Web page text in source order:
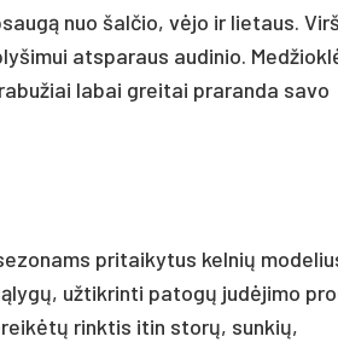
nuo šalčio, vėjo ir lietaus.
atsparaus audinio.
labai greitai praranda savo
pritaikytus kelnių
užtikrinti patogų judėjimo
rinktis itin storų, sunkių,